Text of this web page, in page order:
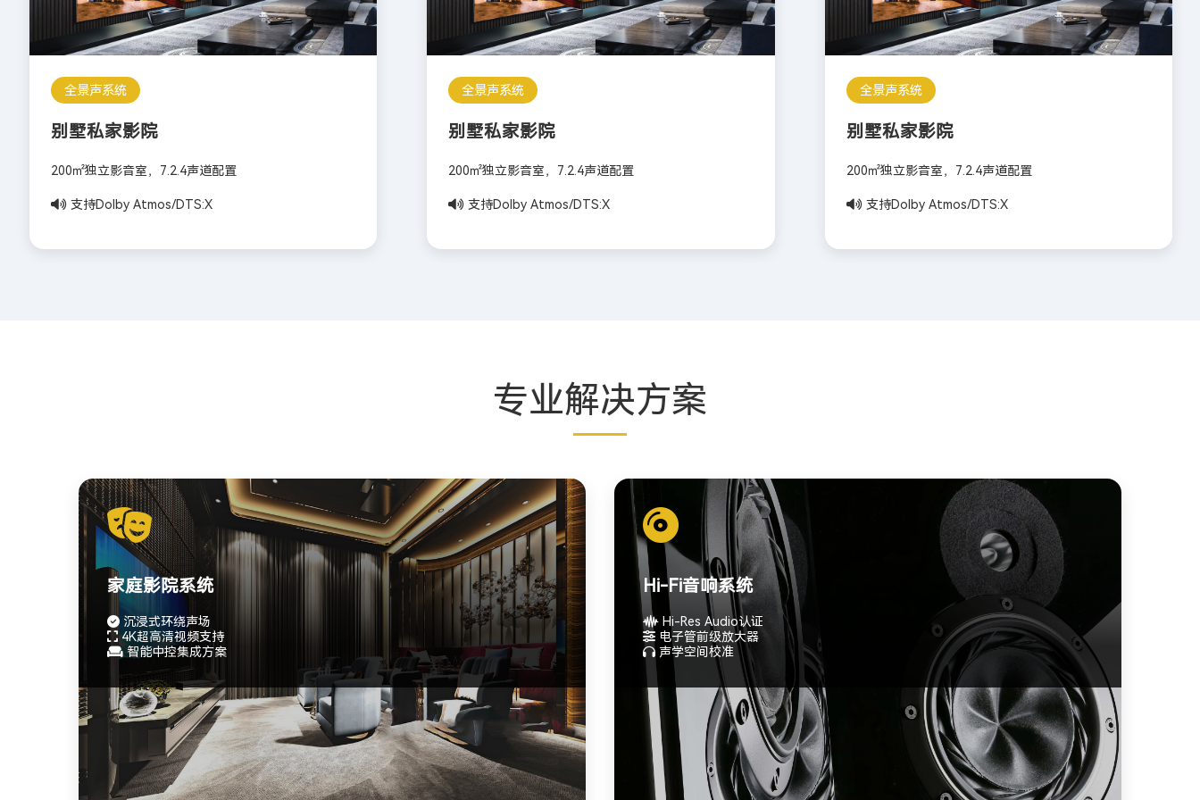
全景声系统
别墅私家影院
200㎡独立影音室，7.2.4声道配置
支持Dolby Atmos/DTS:X
全景声系统
别墅私家影院
200㎡独立影音室，7.2.4声道配置
支持Dolby Atmos/DTS:X
全景声系统
别墅私家影院
200㎡独立影音室，7.2.4声道配置
支持Dolby Atmos/DTS:X
专业解决方案
家庭影院系统
沉浸式环绕声场
4K超高清视频支持
智能中控集成方案
Hi-Fi音响系统
Hi-Res Audio认证
电子管前级放大器
声学空间校准